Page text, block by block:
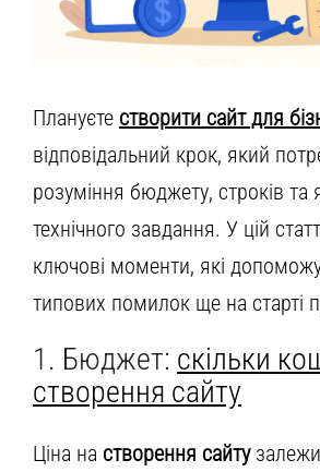
Плануєте створити сайт для
відповідальний крок, який
розуміння бюджету, строків та
технічного завдання. У цій
ключові моменти, які
типових помилок ще на старті
1. Бюджет: скільки
створення сайту
Ціна на створення сайту